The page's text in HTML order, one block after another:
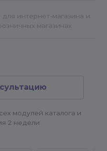
продуктов.
не предусмотрен
интернет-магазина и
магазинах
модулей каталога и
2 недели